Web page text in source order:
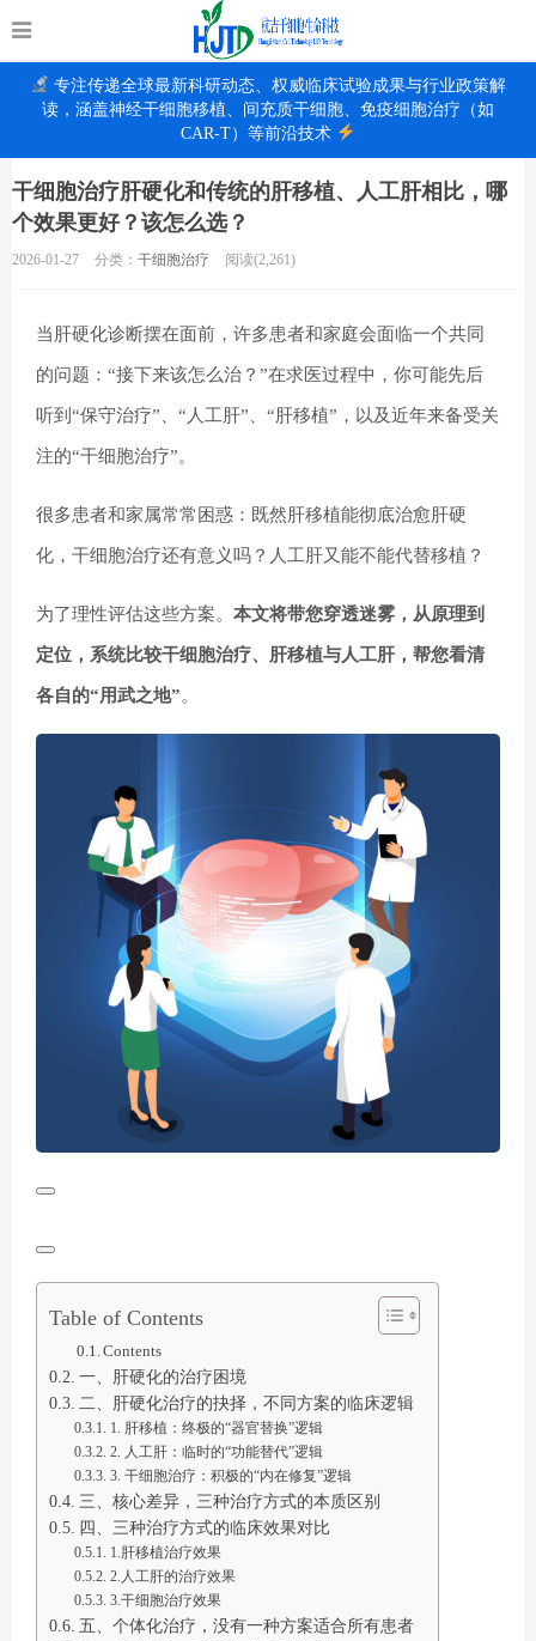
专注传递全球最新科研动态、权威临床试验成果与行业政策解
读，涵盖神经干细胞移植、间充质干细胞、免疫细胞治疗（如
CAR-T）等前沿技术
干细胞治疗肝硬化和传统的肝移植、人工肝相比，哪
个效果更好？该怎么选？
2026-01-27 分类： 干细胞治疗 阅读(2,261)
当肝硬化诊断摆在面前，许多患者和家庭会面临一个共同
的问题：“接下来该怎么治？”在求医过程中，你可能先后
听到“保守治疗”、“人工肝”、“肝移植”，以及近年来备受关
注的“干细胞治疗”。
很多患者和家属常常困惑：既然肝移植能彻底治愈 肝硬
化 ，干细胞治疗还有意义吗？人工肝又能不能代替移植？
为了理性评估这些方案。 本文将带您穿透迷雾，从原理到
定位，系统比较干细胞治疗、肝移植与人工肝，帮您看清
各自的“用武之地”。
Table of Contents
Contents
一、肝硬化的治疗困境
二、肝硬化治疗的抉择，不同方案的临床逻辑
1. 肝移植：终极的“器官替换”逻辑
2. 人工肝：临时的“功能替代”逻辑
3. 干细胞治疗：积极的“内在修复”逻辑
三、核心差异，三种治疗方式的本质区别
四、三种治疗方式的临床效果对比
1.肝移植治疗效果
2.人工肝的治疗效果
3.干细胞治疗效果
五、个体化治疗，没有一种方案适合所有患者